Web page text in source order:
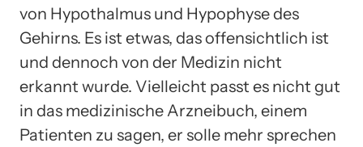
von Hypothalmus und Hypophyse des
Gehirns. Es ist etwas, das offensichtlich ist
und dennoch von der Medizin nicht
erkannt wurde. Vielleicht passt es nicht gut
in das medizinische Arzneibuch, einem
Patienten zu sagen, er solle mehr sprechen